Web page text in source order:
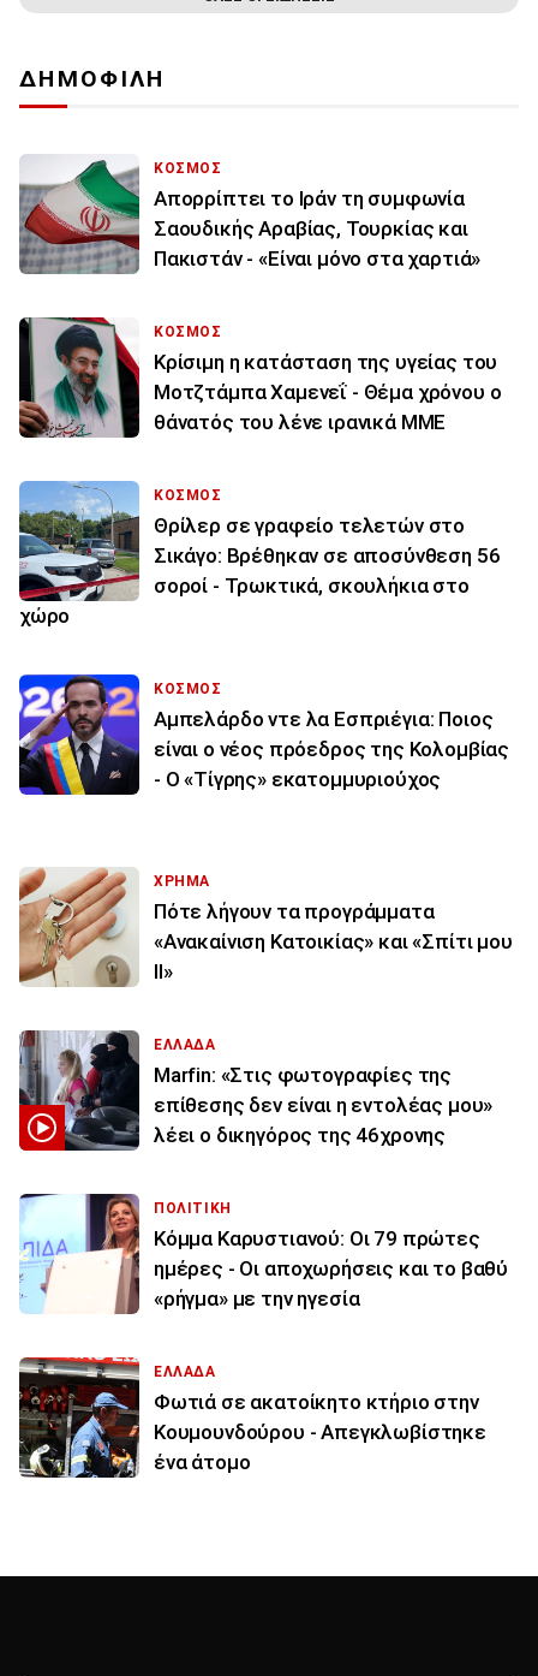
ΔΗΜΟΦΙΛΗ
ΚΟΣΜΟΣ
Απορρίπτει το Ιράν τη συμφωνία
Σαουδικής Αραβίας, Τουρκίας και
Πακιστάν - «Είναι μόνο στα χαρτιά»
ΚΟΣΜΟΣ
Κρίσιμη η κατάσταση της υγείας του
Μοτζτάμπα Χαμενεΐ - Θέμα χρόνου ο
θάνατός του λένε ιρανικά ΜΜΕ
ΚΟΣΜΟΣ
Θρίλερ σε γραφείο τελετών στο
Σικάγο: Βρέθηκαν σε αποσύνθεση 56
σοροί - Τρωκτικά, σκουλήκια στο
χώρο
ΚΟΣΜΟΣ
Αμπελάρδο ντε λα Εσπριέγια: Ποιος
είναι ο νέος πρόεδρος της Κολομβίας
- Ο «Τίγρης» εκατομμυριούχος
ΧΡΗΜΑ
Πότε λήγουν τα προγράμματα
«Ανακαίνιση Κατοικίας» και «Σπίτι μου
ΙΙ»
ΕΛΛΑΔΑ
Marfin: «Στις φωτογραφίες της
επίθεσης δεν είναι η εντολέας μου»
λέει ο δικηγόρος της 46χρονης
ΠΟΛΙΤΙΚΗ
Κόμμα Καρυστιανού: Οι 79 πρώτες
ημέρες - Οι αποχωρήσεις και το βαθύ
«ρήγμα» με την ηγεσία
ΕΛΛΑΔΑ
Φωτιά σε ακατοίκητο κτήριο στην
Κουμουνδούρου - Απεγκλωβίστηκε
ένα άτομο